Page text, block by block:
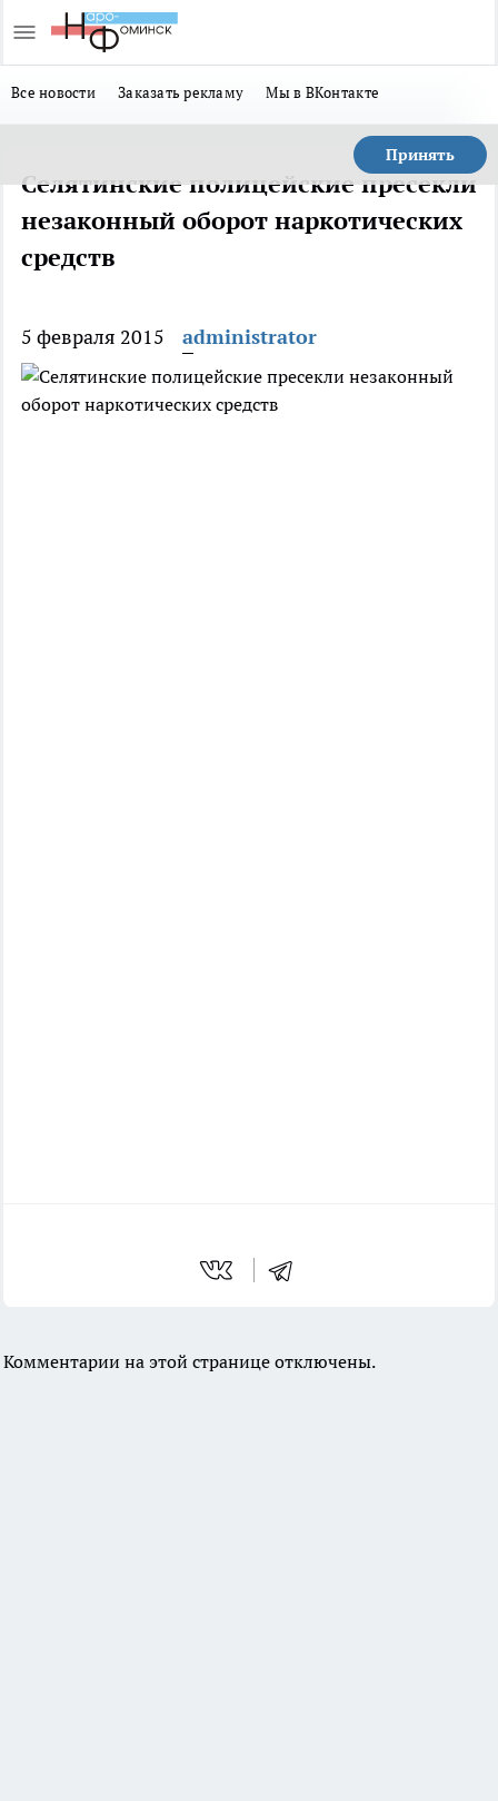
Все новости Заказать рекламу Мы в ВКонтакте
Принять
Селятинские полицейские пресекли
незаконный оборот наркотических
средств
5 февраля 2015 administrator
Комментарии на этой странице отключены.